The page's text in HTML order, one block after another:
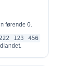
førende 0.
123 456